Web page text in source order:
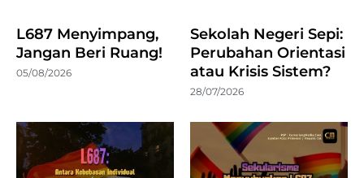
L687 Menyimpang,
Jangan Beri Ruang!
05/08/2026
Sekolah Negeri Sepi:
Perubahan Orientasi
atau Krisis Sistem?
28/07/2026